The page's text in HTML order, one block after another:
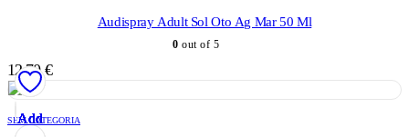
Add
Audispray Adult Sol Oto Ag Mar 50 Ml
0 out of 5
12,70€
Add
SEM CATEGORIA
Add
Add
Add